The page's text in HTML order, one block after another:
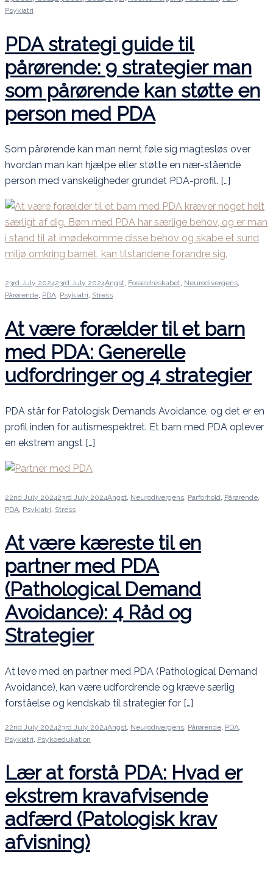
Psykiatri
PDA strategi guide til
pårørende: 9 strategier man
som pårørende kan støtte en
person med PDA
Som pårørende kan man nemt føle sig magtesløs over
hvordan man kan hjælpe eller støtte en nær-stående
person med vanskeligheder grundet PDA-profil. […]
23rd July 202423rd July 2024Angst, Forældreskabet, Neurodivergens,
Pårørende, PDA, Psykiatri, Stress
At være forælder til et barn
med PDA: Generelle
udfordringer og 4 strategier
PDA står for Patologisk Demands Avoidance, og det er en
profil inden for autismespektret. Et barn med PDA oplever
en ekstrem angst […]
22nd July 202423rd July 2024Angst Neurodivergens Parforhold Pårørende
PDA Psykiatri Stress
At være kæreste til en
partner med PDA
(Pathological Demand
Avoidance): 4 Råd og
Strategier
At leve med en partner med PDA (Pathological Demand
Avoidance), kan være udfordrende og kræve særlig
forståelse og kendskab til strategier for […]
22nd July 202423rd July 2024Angst Neurodivergens Pårørende PDA
Psykiatri Psykoedukation
Lær at forstå PDA: Hvad er
ekstrem kravafvisende
adfærd (Patologisk krav
afvisning)